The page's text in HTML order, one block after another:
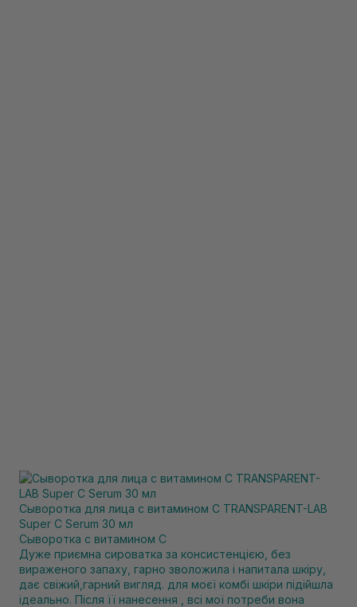
Сыворотка для лица с витамином C TRANSPARENT-LAB
Super C Serum 30 мл
Сыворотка с витамином С
Дуже приємна сироватка за консистенцією, без
вираженого запаху, гарно зволожила і напитала шкіру,
дає свіжий,гарний вигляд. для моєї комбі шкіри підійшла
ідеально. Після її нанесення , всі мої потреби вона